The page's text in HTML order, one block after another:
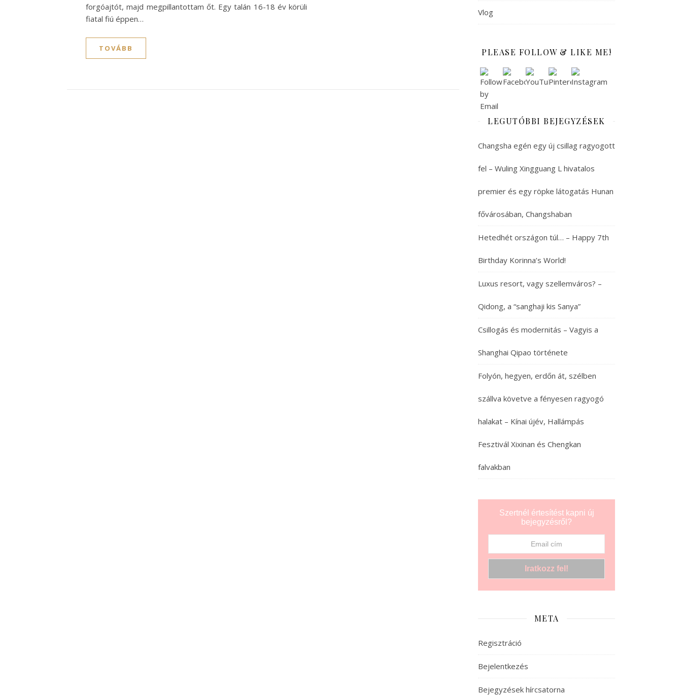
forgóajtót, majd megpillantottam őt. Egy talán 16-18 év körüli
fiatal fiú éppen…
TOVÁBB
Vlog
PLEASE FOLLOW & LIKE ME!
LEGUTÓBBI BEJEGYZÉSEK
Changsha egén egy új csillag ragyogott
fel – Wuling Xingguang L hivatalos
premier és egy röpke látogatás Hunan
fővárosában, Changshaban
Hetedhét országon túl… – Happy 7th
Birthday Korinna’s World!
Luxus resort, vagy szellemváros? –
Qidong, a “sanghaji kis Sanya”
Csillogás és modernitás – Vagyis a
Shanghai Qipao története
Folyón, hegyen, erdőn át, szélben
szállva követve a fényesen ragyogó
halakat – Kínai újév, Hallámpás
Fesztivál Xixinan és Chengkan
falvakban
Szertnél értesítést kapni új
bejegyzésről?
META
Regisztráció
Bejelentkezés
Bejegyzések hírcsatorna